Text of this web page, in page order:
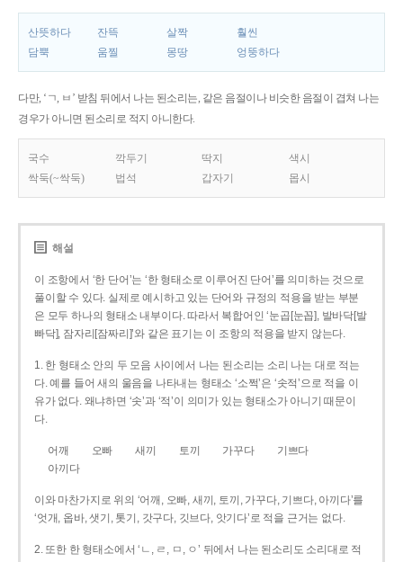
산뜻하다 잔뜩 살짝
훨씬
담뿍
움찔 몽땅 엉뚱하다
다만, ‘ㄱ, ㅂ’ 받침 뒤에서 나는 된소리는, 같은 음절이나 비슷한 음절이 겹쳐 나는
경우가 아니면 된소리로 적지 아니한다.
국수 깍두기 딱지
색시
싹둑(~싹둑)
법석 갑자기 몹시
해설
이 조항에서 ‘한 단어’는 ‘한 형태소로 이루어진 단어’를 의미하는 것으로
풀이할 수 있다. 실제로 예시하고 있는 단어와 규정의 적용을 받는 부분
은 모두 하나의 형태소 내부이다. 따라서 복합어인 ‘눈곱[눈꼽], 발바닥[발
빠닥], 잠자리[잠짜리]’와 같은 표기는 이 조항의 적용을 받지 않는다.
1. 한 형태소 안의 두 모음 사이에서 나는 된소리는 소리 나는 대로 적는
다. 예를 들어 새의 울음을 나타내는 형태소 ‘소쩍’은 ‘솟적’으로 적을 이
유가 없다. 왜냐하면 ‘솟’과 ‘적’이 의미가 있는 형태소가 아니기 때문이
다.
어깨 오빠 새끼 토끼 가꾸다
기쁘다
아끼다
이와 마찬가지로 위의 ‘어깨, 오빠, 새끼, 토끼, 가꾸다, 기쁘다, 아끼다’를
‘엇개, 옵바, 샛기, 톳기, 갓구다, 깃브다, 앗기다’로 적을 근거는 없다.
2. 또한 한 형태소에서 ‘ㄴ, ㄹ, ㅁ, ㅇ’ 뒤에서 나는 된소리도 소리대로 적